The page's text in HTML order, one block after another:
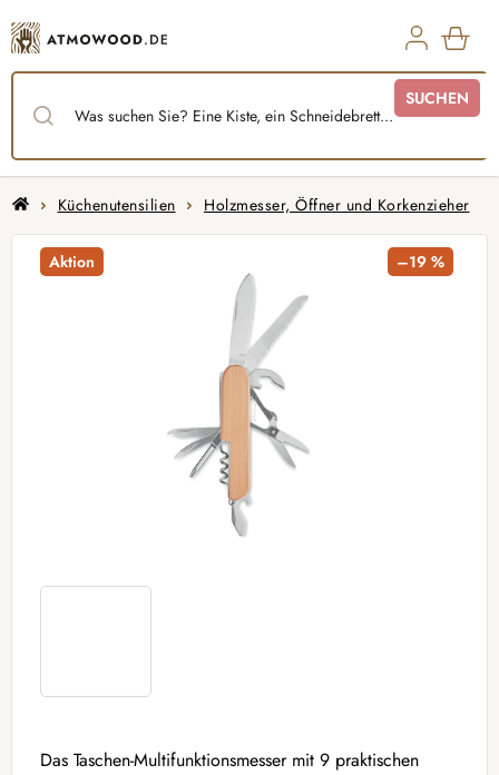
Inhalt
springen
SUCHEN
StartseiteKüchenutensilien Holzmesser, Öffner und Korkenzieher
Das Taschen-Multifunktionsmesser mit 9 praktischen
Aktion –19 %